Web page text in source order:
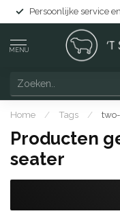
Persoonlijke service
MENU
Home / Tags /
Producten
seater